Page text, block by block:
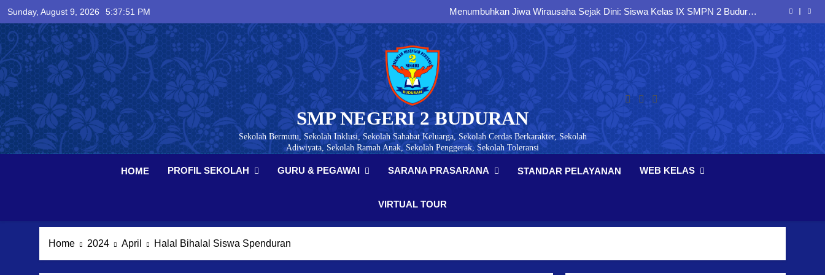
Skip
to
content
Sunday, August 9, 2026 5:37:52 PM
Bersama Koramil Buduran
Menumbuhkan Jiwa Wirausaha Sejak Dini: Siswa Kelas IX SMPN 2 Buduran
Antusias Mengikuti Seminar Entrepreneurship
Membangun Generasi Tertib Berlalu Lintas dan Berkarakter melalui Sosialisasi
Bersama Polresta Sidoarjo
Menumbuhkan Kesadaran Pajak Sejak Dini melalui Sosialisasi kepada Peserta
Didik SMP Negeri 2 Buduran
Membangun Karakter, Disiplin, dan Jiwa Nasionalisme melalui Latihan PBB
Bersama Koramil Buduran
Menumbuhkan Jiwa Wirausaha Sejak Dini: Siswa Kelas IX SMPN 2 Buduran
Antusias Mengikuti Seminar Entrepreneurship
Membangun Generasi Tertib Berlalu Lintas dan Berkarakter melalui Sosialisasi
Bersama Polresta Sidoarjo
Menumbuhkan Kesadaran Pajak Sejak Dini melalui Sosialisasi kepada Peserta
Didik SMP Negeri 2 Buduran
SMP NEGERI 2 BUDURAN
Sekolah Bermutu, Sekolah Inklusi, Sekolah Sahabat Keluarga, Sekolah Cerdas Berkarakter, Sekolah
Adiwiyata, Sekolah Ramah Anak, Sekolah Penggerak, Sekolah Toleransi
HOME PROFIL SEKOLAH GURU & PEGAWAI SARANA PRASARANA STANDAR PELAYANAN WEB KELAS
VIRTUAL TOUR
Home 2024 April Halal Bihalal Siswa Spenduran